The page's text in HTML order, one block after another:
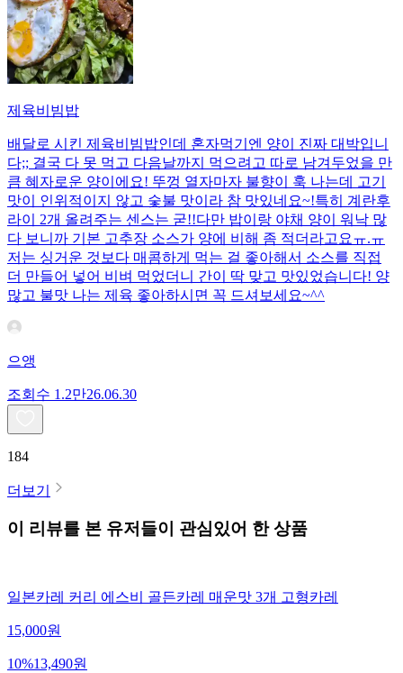
제육비빔밥
배달로 시킨 제육비빔밥인데 혼자먹기엔 양이 진짜 대박입니
다;; 결국 다 못 먹고 다음날까지 먹으려고 따로 남겨두었을 만
큼 혜자로운 양이에요! 뚜껑 열자마자 불향이 훅 나는데 고기
맛이 인위적이지 않고 숯불 맛이라 참 맛있네요~!특히 계란후
라이 2개 올려주는 센스는 굳!! ​다만 밥이랑 야채 양이 워낙 많
다 보니까 기본 고추장 소스가 양에 비해 좀 적더라고요ㅠ.ㅠ
저는 싱거운 것보다 매콤하게 먹는 걸 좋아해서 소스를 직접
더 만들어 넣어 비벼 먹었더니 간이 딱 맞고 맛있었습니다! 양
많고 불맛 나는 제육 좋아하시면 꼭 드셔보세요~^^
으앵
조회수 1.2만26.06.30
184
더보기
이 리뷰를 본 유저들이 관심있어 한 상품
일본카레 커리 에스비 골든카레 매운맛 3개 고형카레
15,000원
10%13,490원